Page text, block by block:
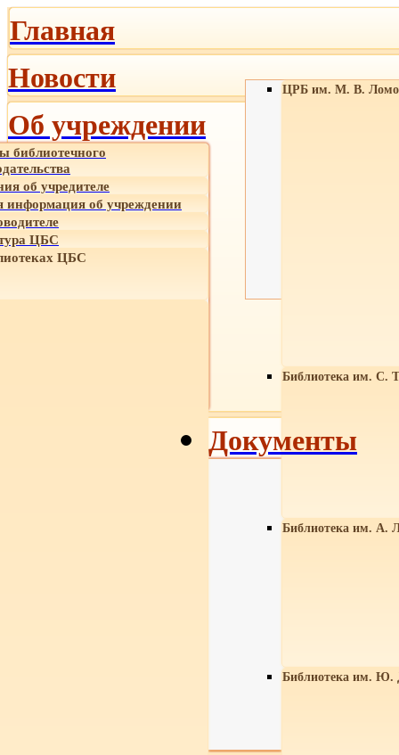
Главная
Новости
Об учреждении
библиотечного
об учредителе
об учреждении
ЦБС
ЦБС
ЦРБ им. М. В.
Библиотека им. С.
Библиотека им. А.
Библиотека им. Ю.
Документы